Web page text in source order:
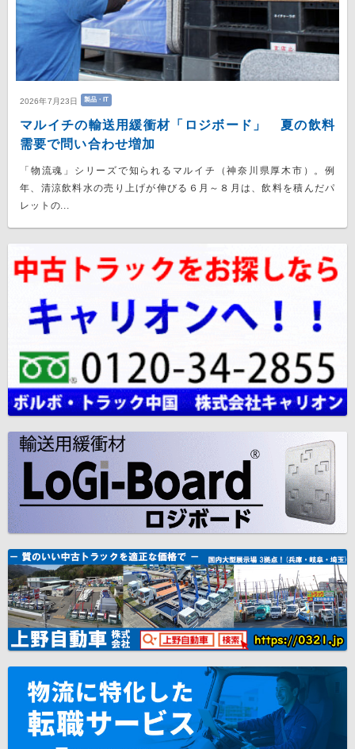
2026年7月23日 製品・IT
マルイチの輸送用緩衝材「ロジボード」 夏の飲料
需要で問い合わせ増加
「物流魂」シリーズで知られるマルイチ（神奈川県厚木市）。例
年、清涼飲料水の売り上げが伸びる６月～８月は、飲料を積んだパ
レットの...